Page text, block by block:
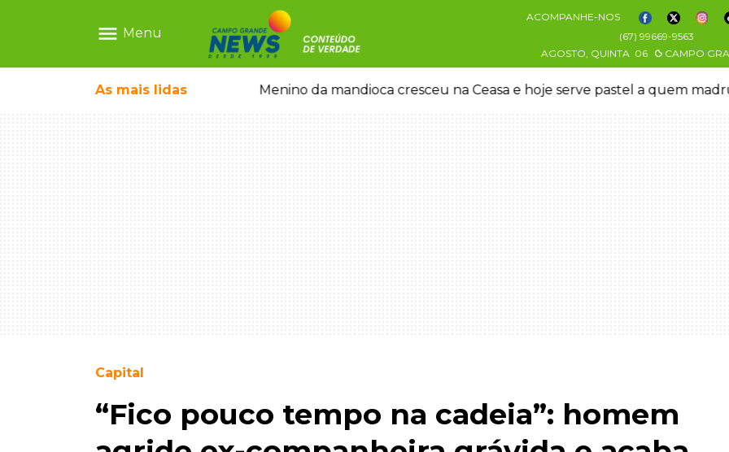
menu Menu
ACOMPANHE-NOS
(67) 99669-9563
AGOSTO, QUINTA 06 CAMPO
As mais lidas
não reconhece o filho queimado Menino da mandioca cresceu na Ceasa e hoje serve pastel a quem
Capital
“Fico pouco tempo na cadeia”: homem